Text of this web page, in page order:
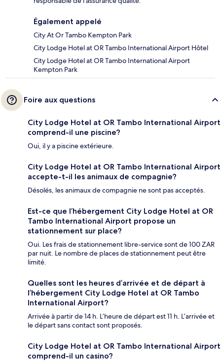
Également appelé
City At Or Tambo Kempton Park
City Lodge Hotel at OR Tambo International Airport Hôtel
City Lodge Hotel at OR Tambo International Airport
Kempton Park
Foire aux questions
City Lodge Hotel at OR Tambo International Airport
comprend-il une piscine?
Oui, il y a piscine extérieure.
City Lodge Hotel at OR Tambo International Airport
accepte-t-il les animaux de compagnie?
Désolés, les animaux de compagnie ne sont pas acceptés.
Est-ce que l’hébergement City Lodge Hotel at OR
Tambo International Airport propose un
stationnement sur place?
Oui. Les frais de stationnement libre-service sont de 100 ZAR
par nuit. Le nombre de places de stationnement peut être
limité.
Quelles sont les heures d’arrivée et de départ à
l’hébergement City Lodge Hotel at OR Tambo
International Airport?
Arrivée à partir de 14 h. L’heure de départ est 11 h. L’arrivée et
le départ sans contact sont proposés.
City Lodge Hotel at OR Tambo International Airport
comprend-il un casino?